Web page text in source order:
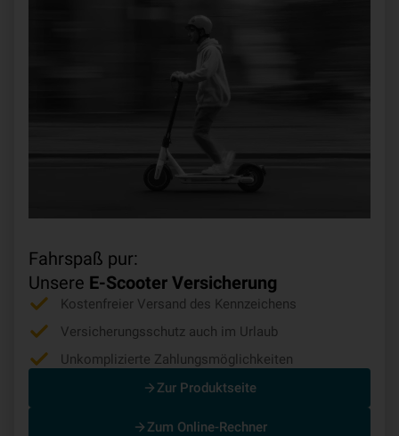
Fahrspaß pur:
Unsere E-Scooter Versicherung
Kostenfreier Versand des Kennzeichens
Versicherungsschutz auch im Urlaub
Unkomplizierte Zahlungsmöglichkeiten
Zur Produktseite
Zum Online-Rechner